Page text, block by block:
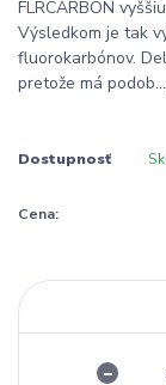
FLRCARBON
Výsledkom je tak
fluorokarbónov.
pretože má podob...
Dostupnosť
Cena: